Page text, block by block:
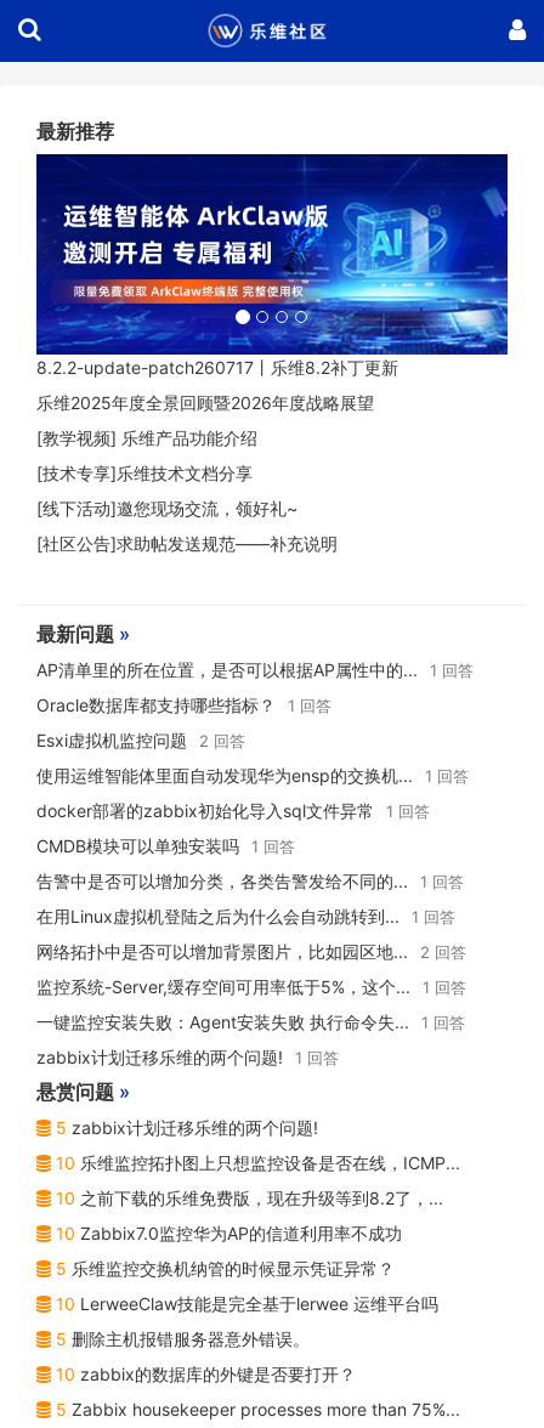
最新推荐
.
8.2.2-update-patch260717丨乐维8.2补丁更新
乐维2025年度全景回顾暨2026年度战略展望
[教学视频] 乐维产品功能介绍
[技术专享]乐维技术文档分享
[线下活动]邀您现场交流，领好礼~
[社区公告]求助帖发送规范——补充说明
最新问题 »
AP清单里的所在位置，是否可以根据AP属性中的... 1 回答
Oracle数据库都支持哪些指标？ 1 回答
Esxi虚拟机监控问题 2 回答
使用运维智能体里面自动发现华为ensp的交换机... 1 回答
docker部署的zabbix初始化导入sql文件异常 1 回答
CMDB模块可以单独安装吗 1 回答
告警中是否可以增加分类，各类告警发给不同的... 1 回答
在用Linux虚拟机登陆之后为什么会自动跳转到... 1 回答
网络拓扑中是否可以增加背景图片，比如园区地... 2 回答
监控系统-Server,缓存空间可用率低于5%，这个... 1 回答
一键监控安装失败：Agent安装失败 执行命令失... 1 回答
zabbix计划迁移乐维的两个问题! 1 回答
悬赏问题 »
5 zabbix计划迁移乐维的两个问题!
10 乐维监控拓扑图上只想监控设备是否在线，ICMP...
10 之前下载的乐维免费版，现在升级等到8.2了，...
10 Zabbix7.0监控华为AP的信道利用率不成功
5 乐维监控交换机纳管的时候显示凭证异常？
10 LerweeClaw技能是完全基于lerwee 运维平台吗
5 删除主机报错服务器意外错误。
10 zabbix的数据库的外键是否要打开？
5 Zabbix housekeeper processes more than 75%...